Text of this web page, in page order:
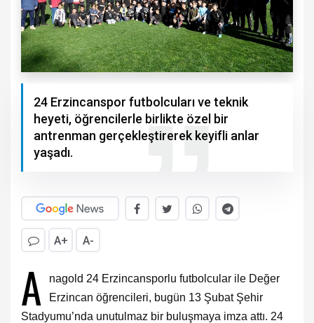
24 Erzincanspor futbolcuları ve teknik
heyeti, öğrencilerle birlikte özel bir
antrenman gerçekleştirerek keyifli anlar
yaşadı.
A+ A-
A
nagold 24 Erzincansporlu futbolcular ile Değer
Erzincan öğrencileri, bugün 13 Şubat Şehir
Stadyumu’nda unutulmaz bir buluşmaya imza attı. 24